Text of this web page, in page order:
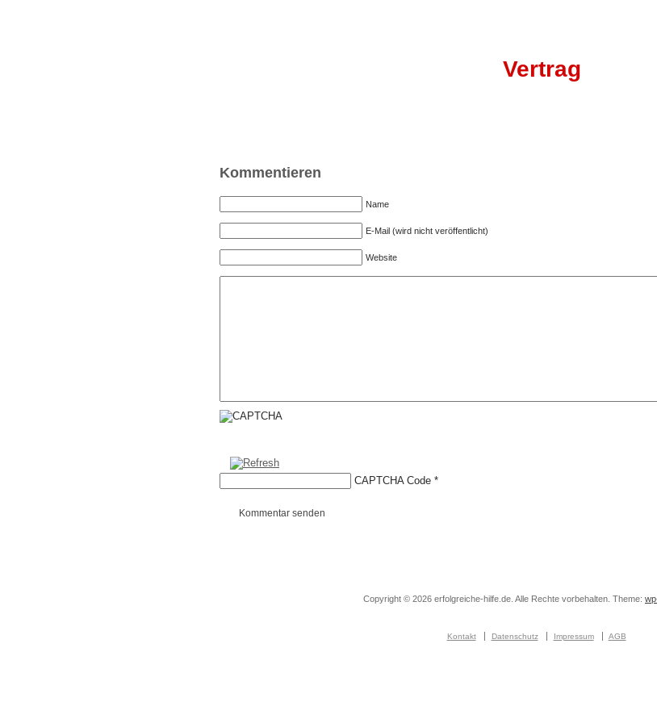
Vertrag
Kommentieren
Name
E-Mail (wird nicht veröffentlicht)
Website
CAPTCHA Code *
Kommentar senden
Copyright © 2026 erfolgreiche-hilfe.de. Alle Rechte vorbehalten. Theme:
Kontakt Datenschutz Impressum AGB